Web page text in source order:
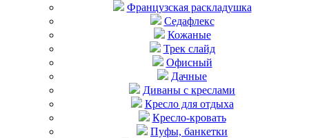
Французская раскладушка
Седафлекс
Кожаные
Трек слайд
Офисный
Дачные
Диваны с креслами
Кресло для отдыха
Кресло-кровать
Пуфы, банкетки